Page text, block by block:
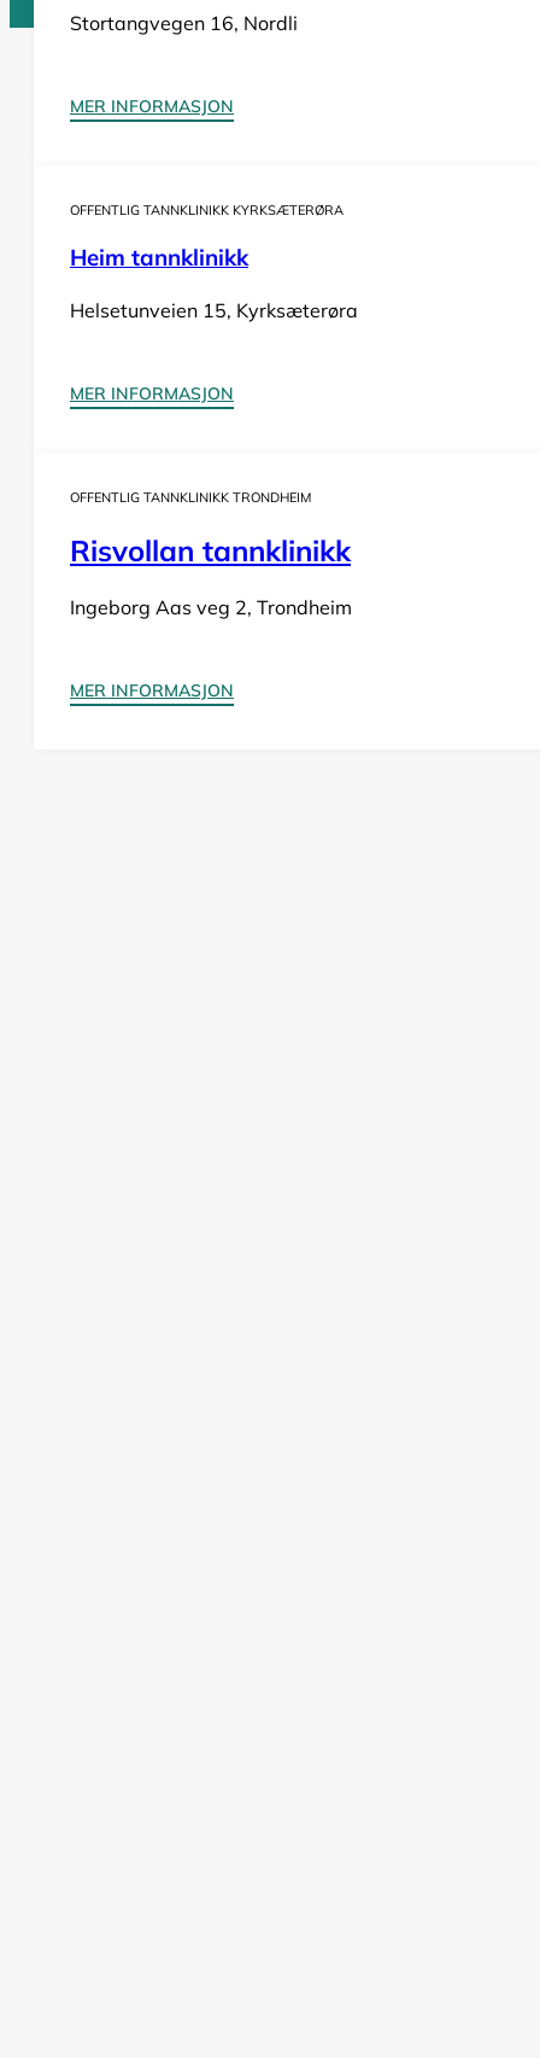
Stortangvegen 16, Nordli
MER INFORMASJON
OFFENTLIG TANNKLINIKK KYRKSÆTERØRA
Heim tannklinikk
Helsetunveien 15, Kyrksæterøra
MER INFORMASJON
OFFENTLIG TANNKLINIKK TRONDHEIM
Risvollan tannklinikk
Ingeborg Aas veg 2, Trondheim
MER INFORMASJON
Design og utvikling avNowhere